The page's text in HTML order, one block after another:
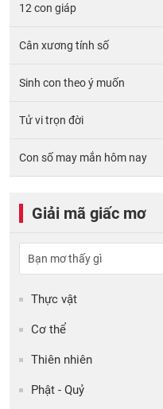
12 con giáp
Cân xương tính số
Sinh con theo ý muốn
Tử vi trọn đời
Con số may mắn hôm nay
Giải mã giấc mơ
Thực vật
Cơ thể
Thiên nhiên
Phật - Quỷ